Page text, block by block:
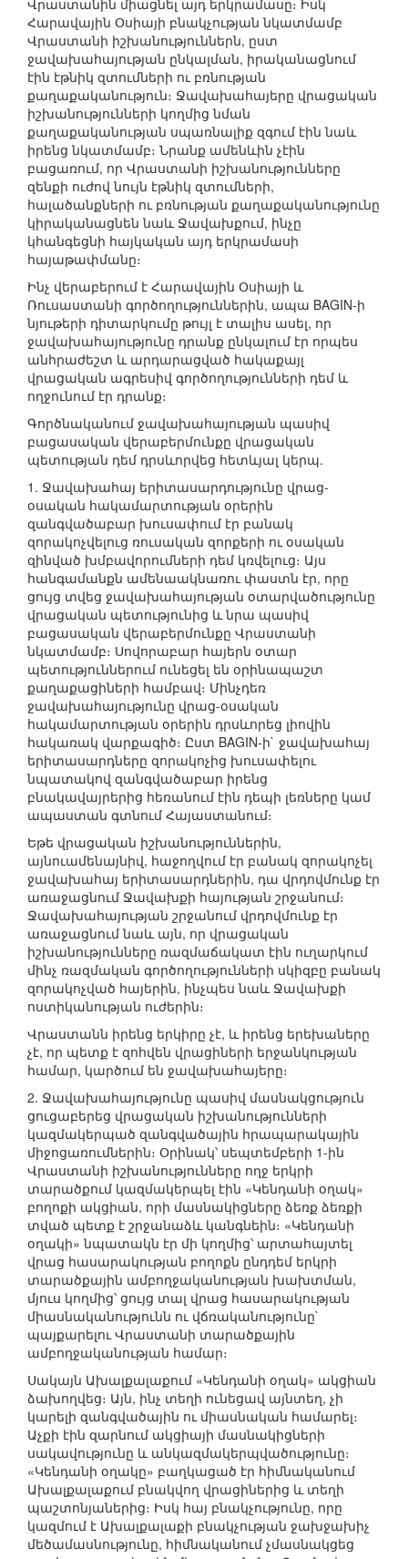
Վրաստանին միացնել այդ երկրամասը։ Իսկ
Հարավային Օսիայի բնակչության նկատմամբ
Վրաստանի իշխանություններն, ըստ
ջավախահայության ընկալման, իրականացնում
էին էթնիկ զտումների ու բռնության
քաղաքականություն։ Ջավախահայերը վրացական
իշխանությունների կողմից նման
քաղաքականության սպառնալիք զգում էին նաև
իրենց նկատմամբ։ Նրանք ամենևին չէին
բացառում, որ Վրաստանի իշխանությունները
զենքի ուժով նույն էթնիկ զտումների,
հալածանքների ու բռնության քաղաքականությունը
կիրականացնեն նաև Ջավախքում, ինչը
կհանգեցնի հայկական այդ երկրամասի
հայաթափմանը։
Ինչ վերաբերում է Հարավային Օսիայի և
Ռուսաստանի գործողություններին, ապա BAGIN-ի
նյութերի դիտարկումը թույլ է տալիս ասել, որ
ջավախահայությունը դրանք ընկալում էր որպես
անհրաժեշտ և արդարացված հակաքայլ
վրացական ագրեսիվ գործողությունների դեմ և
ողջունում էր դրանք։
Գործնականում ջավախահայության պասիվ
բացասական վերաբերմունքը վրացական
պետության դեմ դրսևորվեց հետևյալ կերպ.
1. Ջավախահայ երիտասարդությունը վրաց-
օսական հակամարտության օրերին
զանգվածաբար խուսափում էր բանակ
զորակոչվելուց ռուսական զորքերի ու օսական
զինված խմբավորումների դեմ կռվելուց։ Այս
հանգամանքն ամենաակնառու փաստն էր, որը
ցույց տվեց ջավախահայության օտարվածությունը
վրացական պետությունից և նրա պասիվ
բացասական վերաբերմունքը Վրաստանի
նկատմամբ։ Սովորաբար հայերն օտար
պետություններում ունեցել են օրինապաշտ
քաղաքացիների համբավ։ Մինչդեռ
ջավախահայությունը վրաց-օսական
հակամարտության օրերին դրսևորեց լիովին
հակառակ վարքագիծ։ Ըստ BAGIN-ի` ջավախահայ
երիտասարդները զորակոչից խուսափելու
նպատակով զանգվածաբար իրենց
բնակավայրերից հեռանում էին դեպի լեռները կամ
ապաստան գտնում Հայաստանում։
Եթե վրացական իշխանություններին,
այնուամենայնիվ, հաջողվում էր բանակ զորակոչել
ջավախահայ երիտասարդներին, դա վրդովմունք էր
առաջացնում Ջավախքի հայության շրջանում։
Ջավախահայության շրջանում վրդովմունք էր
առաջացնում նաև այն, որ վրացական
իշխանությունները ռազմաճակատ էին ուղարկում
մինչ ռազմական գործողությունների սկիզբը բանակ
զորակոչված հայերին, ինչպես նաև Ջավախքի
ոստիկանության ուժերին։
Վրաստանն իրենց երկիրը չէ, և իրենց երեխաները
չէ, որ պետք է զոհվեն վրացիների երջանկության
համար, կարծում են ջավախահայերը։
2. Ջավախահայությունը պասիվ մասնակցություն
ցուցաբերեց վրացական իշխանությունների
կազմակերպած զանգվածային հրապարակային
միջոցառումներին։ Օրինակ՝ սեպտեմբերի 1-ին
Վրաստանի իշխանությունները ողջ երկրի
տարածքում կազմակերպել էին «Կենդանի օղակ»
բողոքի ակցիան, որի մասնակիցները ձեռք ձեռքի
տված պետք է շրջանաձև կանգնեին։ «Կենդանի
օղակի» նպատակն էր մի կողմից՝ արտահայտել
վրաց հասարակության բողոքն ընդդեմ երկրի
տարածքային ամբողջականության խախտման,
մյուս կողմից՝ ցույց տալ վրաց հասարակության
միասնականությունն ու վճռականությունը`
պայքարելու Վրաստանի տարածքային
ամբողջականության համար։
Սակայն Ախալքալաքում «Կենդանի օղակ» ակցիան
ձախողվեց։ Այն, ինչ տեղի ունեցավ այնտեղ, չի
կարելի զանգվածային ու միասնական համարել։
Աչքի էին զարնում ակցիայի մասնակիցների
սակավությունը և անկազմակերպվածությունը։
«Կենդանի օղակը» բաղկացած էր հիմնականում
Ախալքալաքում բնակվող վրացիներից և տեղի
պաշտոնյաներից։ Իսկ հայ բնակչությունը, որը
կազմում է Ախալքալաքի բնակչության ջախջախիչ
մեծամասնությունը, հիմնականում չմասնակցեց